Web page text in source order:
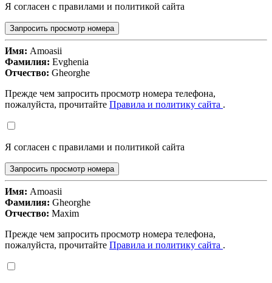
Я согласен с правилами и политикой сайта
Запросить просмотр номера
Имя: Amoasii
Фамилия: Evghenia
Отчество: Gheorghe
Прежде чем запросить просмотр номера телефона,
пожалуйста, прочитайте Правила и политику сайта .
Я согласен с правилами и политикой сайта
Запросить просмотр номера
Имя: Amoasii
Фамилия: Gheorghe
Отчество: Maxim
Прежде чем запросить просмотр номера телефона,
пожалуйста, прочитайте Правила и политику сайта .